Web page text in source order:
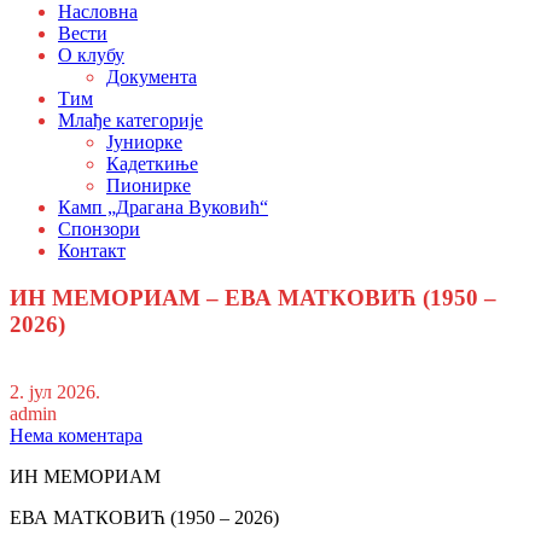
Насловна
Вести
О клубу
Документа
Тим
Млађе категорије
Јуниорке
Кадеткиње
Пионирке
Камп „Драгана Вуковић“
Спонзори
Контакт
ИН МЕМОРИАМ – ЕВА МАТКОВИЋ (1950 –
2026)
2. јул 2026.
admin
Нема коментара
ИН МЕМОРИАМ
ЕВА МАТКОВИЋ (1950 – 2026)